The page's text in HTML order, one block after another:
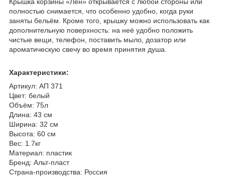
Крышка корзины «Лён» открывается с любой стороны или
полностью снимается, что особенно удобно, когда руки
заняты бельём. Кроме того, крышку можно использовать как
дополнительную поверхность: на неё удобно положить
чистые вещи, телефон, поставить мыло, дозатор или
ароматическую свечу во время принятия душа.
Характеристики:
Артикул: АП 371
Цвет: белый
Объём: 75л
Длина: 43 см
Ширина: 32 см
Высота: 60 см
Вес: 1.7кг
Материал: пластик
Бренд: Альт-пласт
Страна-производства: Россия